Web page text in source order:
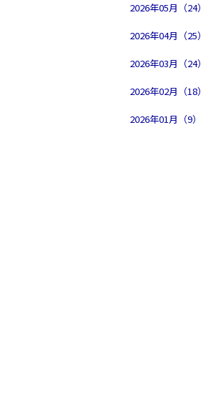
2026年05月（24）
2026年04月（25）
2026年03月（24）
2026年02月（18）
2026年01月（9）